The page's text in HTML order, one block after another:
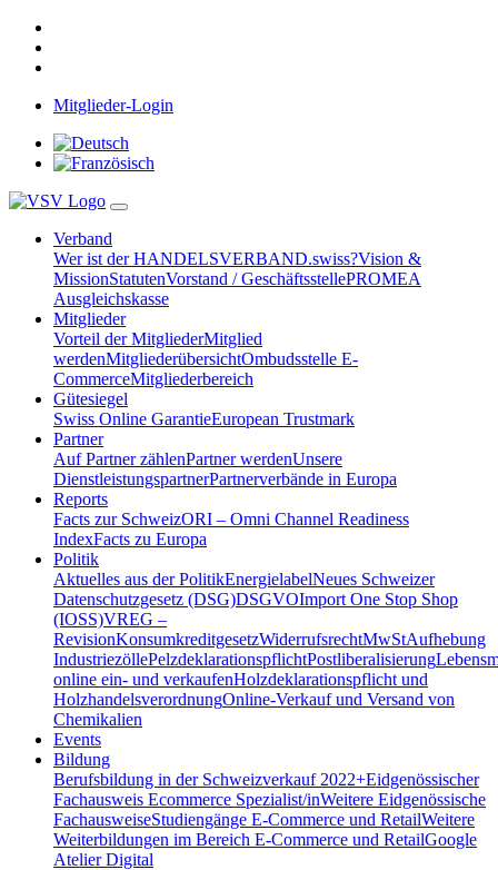
Mitglieder-Login
Verband
Wer ist der HANDELSVERBAND.swiss?Vision &
MissionStatutenVorstand / GeschäftsstellePROMEA
Ausgleichskasse
Mitglieder
Vorteil der MitgliederMitglied
werdenMitgliederübersichtOmbudsstelle E-
CommerceMitgliederbereich
Gütesiegel
Swiss Online GarantieEuropean Trustmark
Partner
Auf Partner zählenPartner werdenUnsere
DienstleistungspartnerPartnerverbände in Europa
Reports
Facts zur SchweizORI – Omni Channel Readiness
IndexFacts zu Europa
Politik
Aktuelles aus der PolitikEnergielabelNeues Schweizer
Datenschutzgesetz (DSG)DSGVOImport One Stop Shop
(IOSS)VREG –
RevisionKonsumkreditgesetzWiderrufsrechtMwStAufhebung
IndustriezöllePelzdeklarationspflichtPostliberalisierung
online ein- und verkaufenHolzdeklarationspflicht und
HolzhandelsverordnungOnline-Verkauf und Versand von
Chemikalien
Events
Bildung
Berufsbildung in der Schweizverkauf 2022+Eidgenössischer
Fachausweis Ecommerce Spezialist/inWeitere Eidgenössische
FachausweiseStudiengänge E-Commerce und RetailWeitere
Weiterbildungen im Bereich E-Commerce und RetailGoogle
Atelier Digital